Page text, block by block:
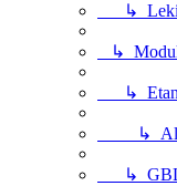
↳ Leki
↳
↳
↳
↳